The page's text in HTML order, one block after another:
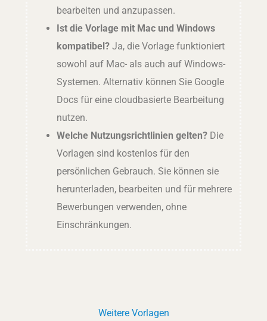
bearbeiten und anzupassen.
Ist die Vorlage mit Mac und Windows
kompatibel?Ja, die Vorlage funktioniert
sowohl auf Mac- als auch auf Windows-
Systemen. Alternativ können Sie Google
Docs für eine cloudbasierte Bearbeitung
nutzen.
Welche Nutzungsrichtlinien gelten?Die
Vorlagen sind kostenlos für den
persönlichen Gebrauch. Sie können sie
herunterladen, bearbeiten und für mehrere
Bewerbungen verwenden, ohne
Einschränkungen.
Weitere Vorlagen